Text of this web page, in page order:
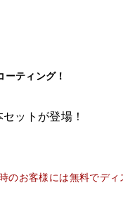
ティング！
ットが登場！
お客様には無料でデ